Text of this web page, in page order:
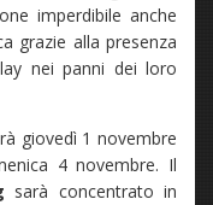
imperdibile anche
grazie alla presenza
nei panni dei loro
giovedì 1 novembre
4 novembre. Il
sarà concentrato in